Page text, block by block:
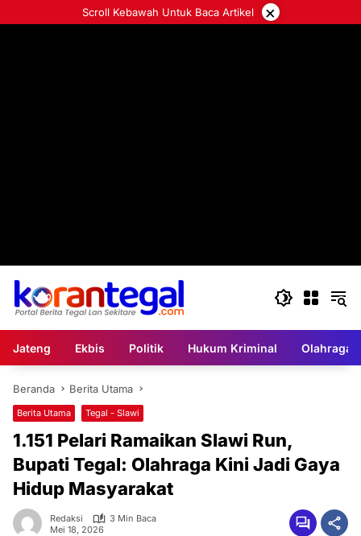
ke
Scroll Kebawah Untuk Baca Artikel ×
Jateng Ekbis Politik Hukum Kriminal Olahraga
Beranda Berita Utama
Berita Utama Tegal - Slawi
1.151 Pelari Ramaikan Slawi Run,
Bupati Tegal: Olahraga Kini Jadi Gaya
Hidup Masyarakat
Redaksi
3 Min Baca
Mei 18, 2026